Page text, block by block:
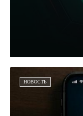
НОВОСТЬ